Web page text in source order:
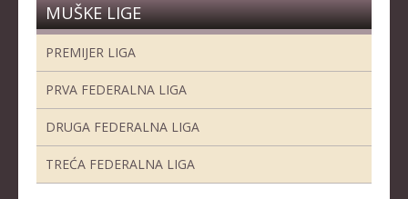
MUŠKE LIGE
PREMIJER LIGA
PRVA FEDERALNA LIGA
DRUGA FEDERALNA LIGA
TREĆA FEDERALNA LIGA